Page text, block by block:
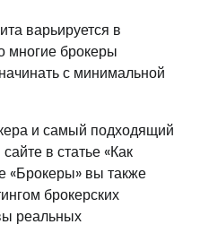
варьируется в
многие брокеры
с минимальной
и самый подходящий
в статье «Как
«Брокеры» вы также
брокерских
реальных